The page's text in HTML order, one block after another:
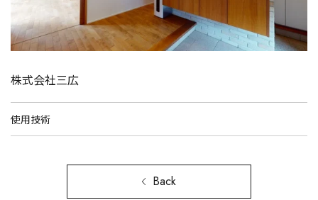
株式会社三広
使用技術
Back